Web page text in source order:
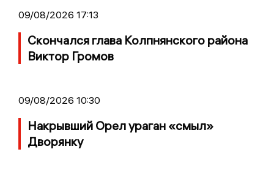
09/08/2026 17:13
Скончался глава Колпнянского района
Виктор Громов
09/08/2026 10:30
Накрывший Орел ураган «смыл»
Дворянку